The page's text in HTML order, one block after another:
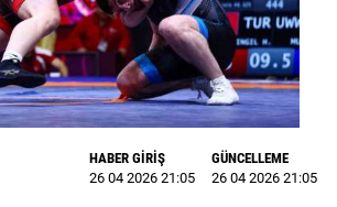
HABER GİRİŞ
26 04 2026 21:05
GÜNCELLEME
26 04 2026 21:05